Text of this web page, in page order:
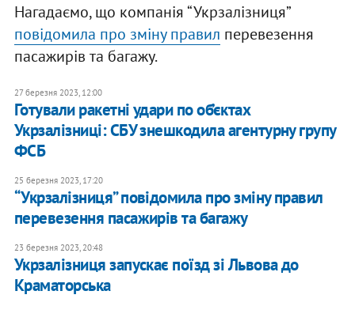
Нагадаємо, що компанія “Укрзалізниця”
повідомила про зміну правил перевезення
пасажирів та багажу.
27 березня 2023, 12:00
Готували ракетні удари по об’єктах
Укрзалізниці: СБУ знешкодила агентурну групу
ФСБ
25 березня 2023, 17:20
“Укрзалізниця” повідомила про зміну правил
перевезення пасажирів та багажу
23 березня 2023, 20:48
Укрзалізниця запускає поїзд зі Львова до
Краматорська